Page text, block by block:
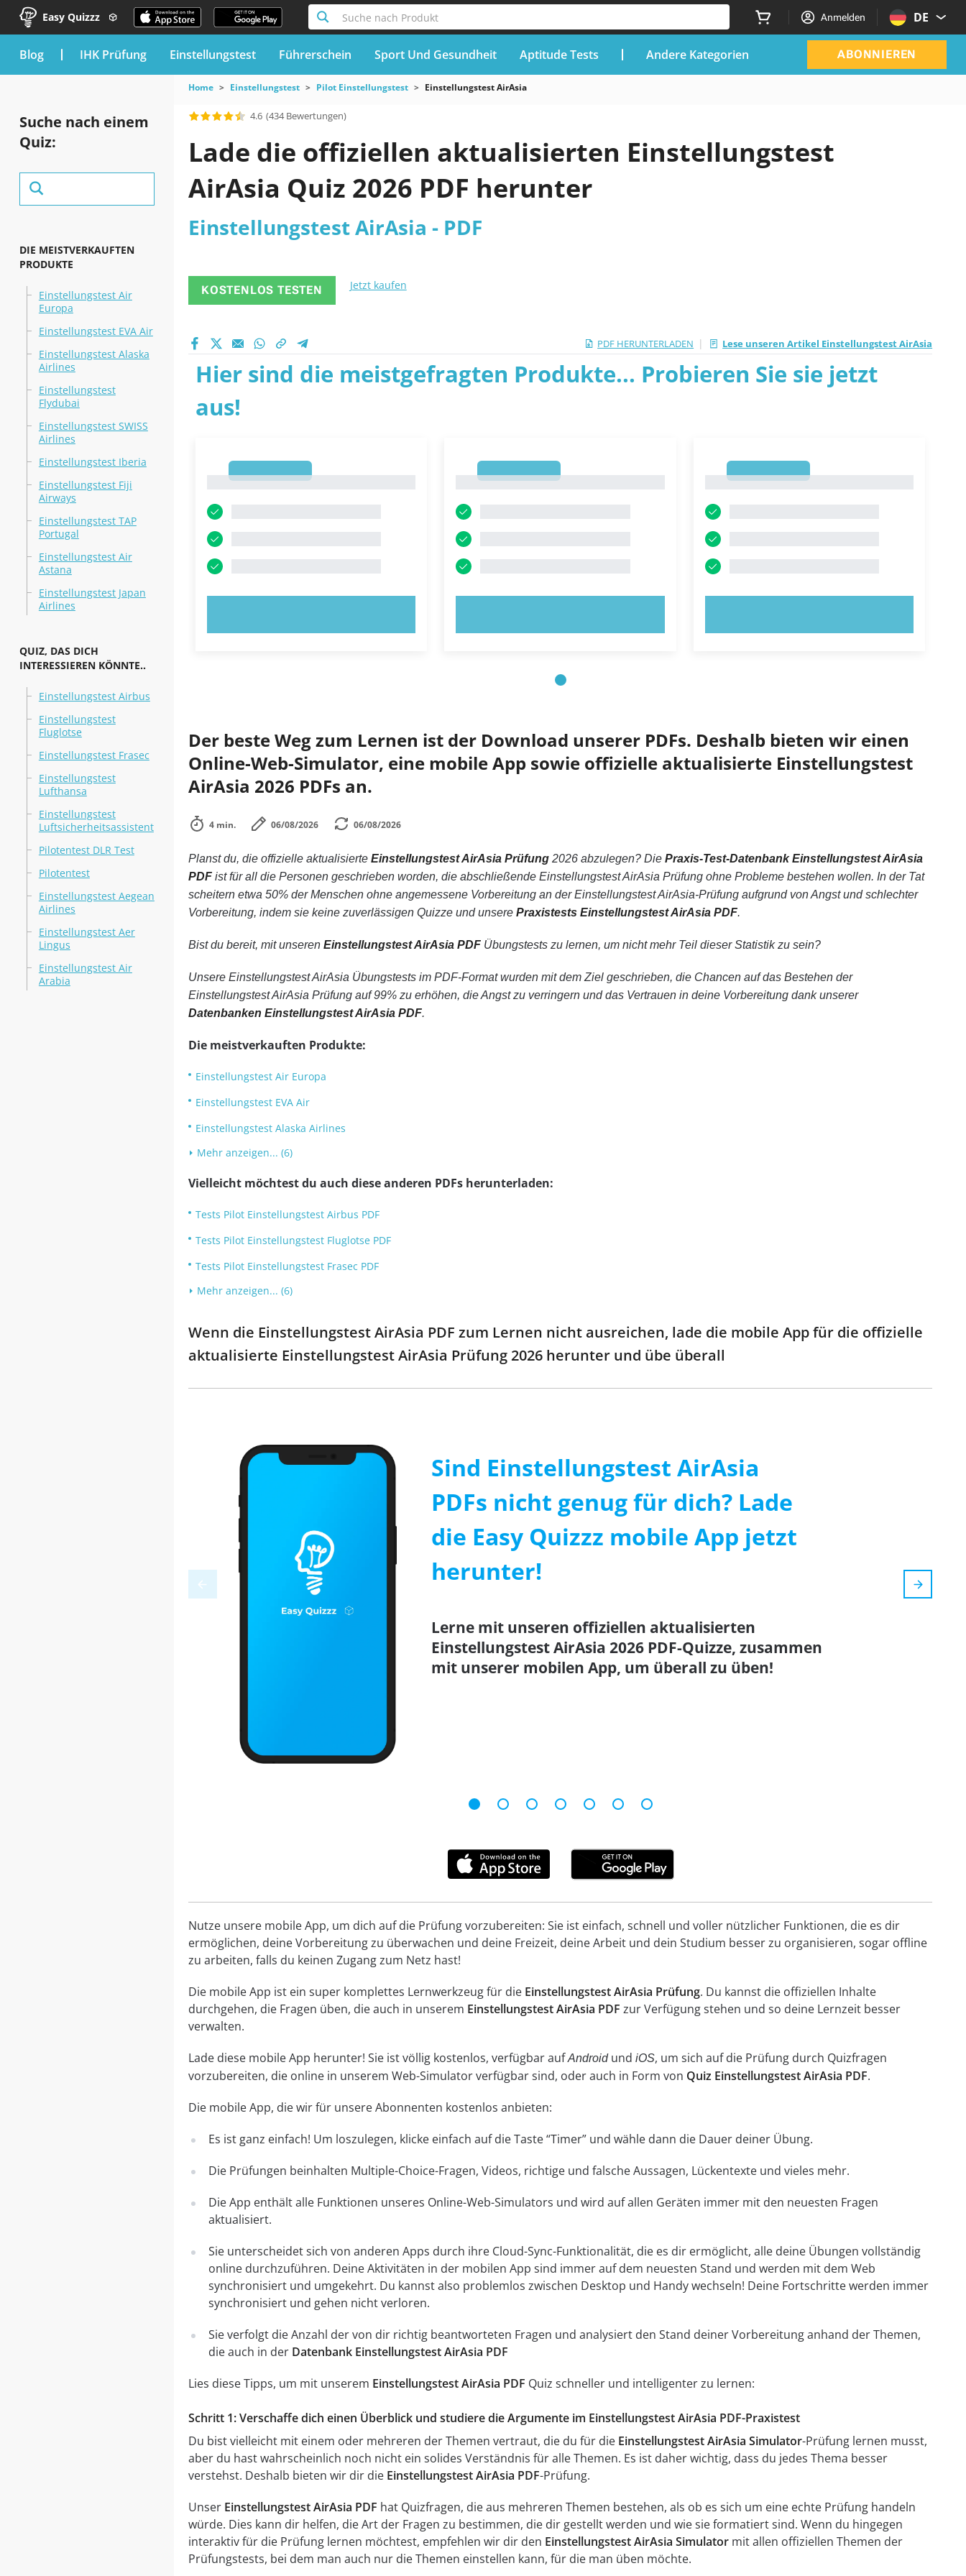
Easy Quizzz Suche nach Produkt Anmelden DE
blog IHK Prüfung Einstellungstest Führerschein Sport Und Gesundheit Aptitude Tests Andere Kategorien ABONNIEREN
Suche nach einem
Quiz:
DIE MEISTVERKAUFTEN
PRODUKTE
Einstellungstest Air
Europa
Einstellungstest EVA Air
Einstellungstest Alaska
Airlines
Einstellungstest
Flydubai
Einstellungstest SWISS
Airlines
Einstellungstest Iberia
Einstellungstest Fiji
Airways
Einstellungstest TAP
Portugal
Einstellungstest Air
Astana
Einstellungstest Japan
Airlines
QUIZ, DAS DICH
INTERESSIEREN KÖNNTE..
Einstellungstest Airbus
Einstellungstest
Fluglotse
Einstellungstest Frasec
Einstellungstest
Lufthansa
Einstellungstest
Luftsicherheitsassistent
Pilotentest DLR Test
Pilotentest
Einstellungstest Aegean
Airlines
Einstellungstest Aer
Lingus
Einstellungstest Air
Arabia
Home Einstellungstest Pilot Einstellungstest Einstellungstest AirAsia
4.6 (434 Bewertungen)
Lade die offiziellen aktualisierten Einstellungstest
AirAsia Quiz 2026 PDF herunter
Einstellungstest AirAsia - PDF
KOSTENLOS TESTEN Jetzt kaufen
PDF HERUNTERLADEN | Lese unseren Artikel Einstellungstest AirAsia
Hier sind die meistgefragten Produkte... Probieren Sie sie jetzt
aus!
Der beste Weg zum Lernen ist der Download unserer PDFs. Deshalb bieten wir einen
Online-Web-Simulator, eine mobile App sowie offizielle aktualisierte Einstellungstest
AirAsia 2026 PDFs an.
4 min. 06/08/2026 06/08/2026
Planst du, die offizielle aktualisierte Einstellungstest AirAsia Prüfung2026 abzulegen? Die Praxis-Test-Datenbank Einstellungstest AirAsia
PDFist für all die Personen geschrieben worden, die abschließende Einstellungstest AirAsia Prüfung ohne Probleme bestehen wollen. In der Tat
scheitern etwa 50% der Menschen ohne angemessene Vorbereitung an der Einstellungstest AirAsia-Prüfung aufgrund von Angst und schlechter
Vorbereitung, indem sie keine zuverlässigen Quizze und unsere Praxistests Einstellungstest AirAsia PDF.
Bist du bereit, mit unseren Einstellungstest AirAsia PDFÜbungstests zu lernen, um nicht mehr Teil dieser Statistik zu sein?
Unsere Einstellungstest AirAsia Übungstests im PDF-Format wurden mit dem Ziel geschrieben, die Chancen auf das Bestehen der
Einstellungstest AirAsia Prüfung auf 99% zu erhöhen, die Angst zu verringern und das Vertrauen in deine Vorbereitung dank unserer
Datenbanken Einstellungstest AirAsia PDF.
Die meistverkauften Produkte:
Einstellungstest Air Europa
Einstellungstest EVA Air
Einstellungstest Alaska Airlines
Mehr anzeigen... (6)
Vielleicht möchtest du auch diese anderen PDFs herunterladen:
Tests Pilot Einstellungstest Airbus PDF
Tests Pilot Einstellungstest Fluglotse PDF
Tests Pilot Einstellungstest Frasec PDF
Mehr anzeigen... (6)
Wenn die Einstellungstest AirAsia PDF zum Lernen nicht ausreichen, lade die mobile App für die offizielle
aktualisierte Einstellungstest AirAsia Prüfung 2026 herunter und übe überall
Sind Einstellungstest AirAsia
PDFs nicht genug für dich? Lade
die Easy Quizzz mobile App jetzt
herunter!
Lerne mit unseren offiziellen aktualisierten
Einstellungstest AirAsia 2026 PDF-Quizze, zusammen
mit unserer mobilen App, um überall zu üben!
Nutze unsere mobile App, um dich auf die Prüfung vorzubereiten: Sie ist einfach, schnell und voller nützlicher Funktionen, die es dir
ermöglichen, deine Vorbereitung zu überwachen und deine Freizeit, deine Arbeit und dein Studium besser zu organisieren, sogar offline
zu arbeiten, falls du keinen Zugang zum Netz hast!
Die mobile App ist ein super komplettes Lernwerkzeug für die Einstellungstest AirAsia Prüfung. Du kannst die offiziellen Inhalte
durchgehen, die Fragen üben, die auch in unserem Einstellungstest AirAsia PDF zur Verfügung stehen und so deine Lernzeit besser
verwalten.
Lade diese mobile App herunter! Sie ist völlig kostenlos, verfügbar aufAndroidund iOS, um sich auf die Prüfung durch Quizfragen
vorzubereiten, die online in unserem Web-Simulator verfügbar sind, oder auch in Form von Quiz Einstellungstest AirAsia PDF.
Die mobile App, die wir für unsere Abonnenten kostenlos anbieten:
Es ist ganz einfach! Um loszulegen, klicke einfach auf die Taste “Timer” und wähle dann die Dauer deiner Übung.
Die Prüfungen beinhalten Multiple-Choice-Fragen, Videos, richtige und falsche Aussagen, Lückentexte und vieles mehr.
Die App enthält alle Funktionen unseres Online-Web-Simulators und wird auf allen Geräten immer mit den neuesten Fragen
aktualisiert.
Sie unterscheidet sich von anderen Apps durch ihre Cloud-Sync-Funktionalität, die es dir ermöglicht, alle deine Übungen vollständig
online durchzuführen. Deine Aktivitäten in der mobilen App sind immer auf dem neuesten Stand und werden mit dem Web
synchronisiert und umgekehrt. Du kannst also problemlos zwischen Desktop und Handy wechseln! Deine Fortschritte werden immer
synchronisiert und gehen nicht verloren.
Sie verfolgt die Anzahl der von dir richtig beantworteten Fragen und analysiert den Stand deiner Vorbereitung anhand der Themen,
die auch in der Datenbank Einstellungstest AirAsia PDF
Lies diese Tipps, um mit unserem Einstellungstest AirAsia PDF Quiz schneller und intelligenter zu lernen:
Schritt 1: Verschaffe dich einen Überblick und studiere die Argumente im Einstellungstest AirAsia PDF-Praxistest
Du bist vielleicht mit einem oder mehreren der Themen vertraut, die du für die Einstellungstest AirAsia Simulator-Prüfung lernen musst,
aber du hast wahrscheinlich noch nicht ein solides Verständnis für alle Themen. Es ist daher wichtig, dass du jedes Thema besser
verstehst. Deshalb bieten wir dir die Einstellungstest AirAsia PDF-Prüfung.
Unser Einstellungstest AirAsia PDF hat Quizfragen, die aus mehreren Themen bestehen, als ob es sich um eine echte Prüfung handeln
würde. Dies kann dir helfen, die Art der Fragen zu bestimmen, die dir gestellt werden und wie sie formatiert sind. Wenn du hingegen
interaktiv für die Prüfung lernen möchtest, empfehlen wir dir den Einstellungstest AirAsia Simulatormit allen offiziellen Themen der
Prüfungstests, bei dem man auch nur die Themen einstellen kann, für die man üben möchte.